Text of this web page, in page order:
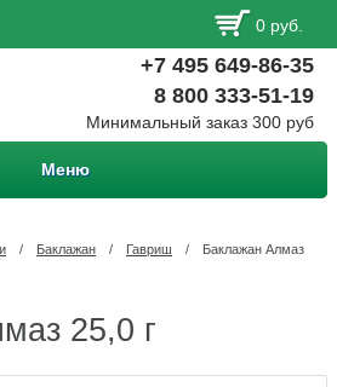
0 руб.
+7 495 649-86-35
8 800 333-51-19
Минимальный заказ 300 руб
Меню
/ Баклажан / Гавриш /
Баклажан Алмаз
25,0 г